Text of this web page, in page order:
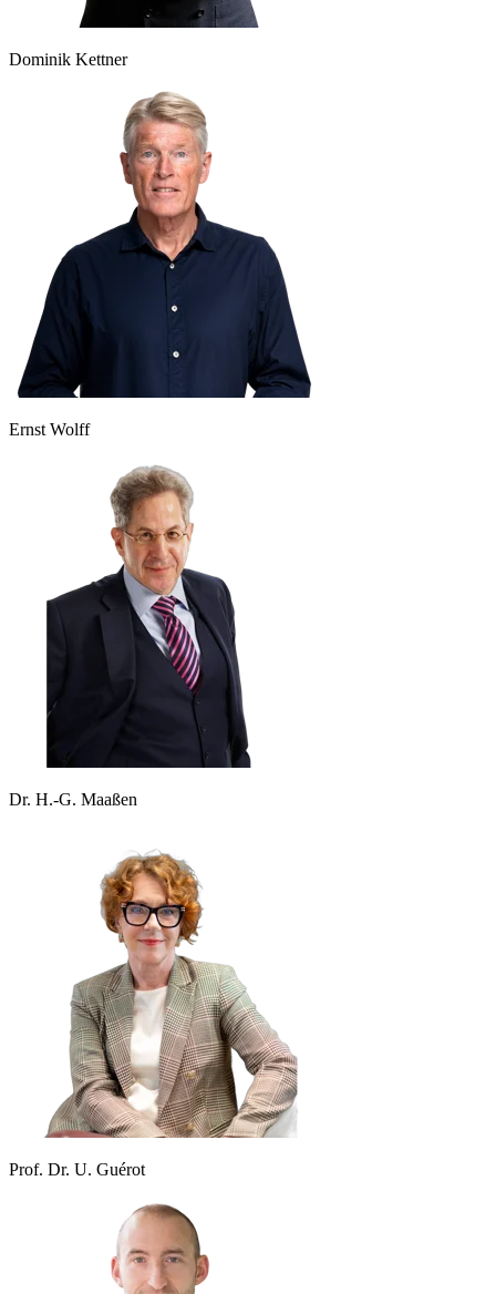
Dominik Kettner
Ernst Wolff
Dr. H.-G. Maaßen
Prof. Dr. U. Guérot